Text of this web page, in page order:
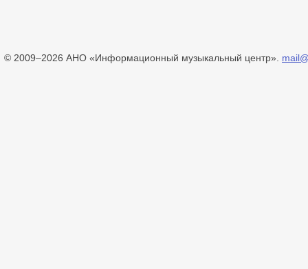
© 2009–2026 АНО «Информационный музыкальный центр».